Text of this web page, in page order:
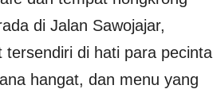
di Jalan Sawojajar,
di hati para pecinta
hangat, dan menu yang